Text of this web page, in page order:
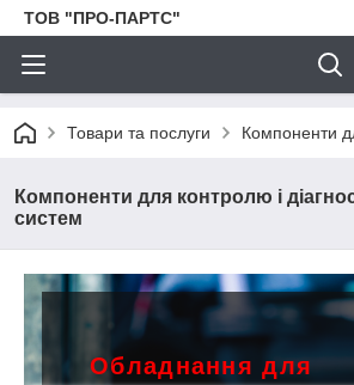
ТОВ "ПРО-ПАРТС"
Товари та послуги Компоненти
Компоненти для контролю і
систем
Обладнання для